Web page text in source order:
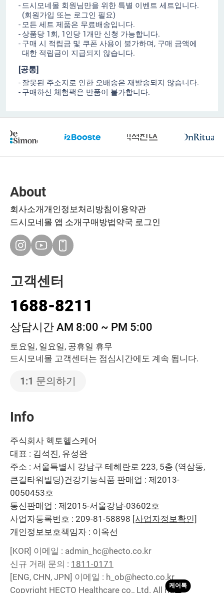
드시모네몰 회원님만을 위한 특별 이벤트 세트입니다.
(회원가입 또는 로그인 필요)
모든 세트 제품은 무료배송입니다.
상품당 1회, 1인당 1개만 신청 가능합니다.
구매 시 적립금 및 쿠폰 사용이 불가하며, 구매 금액에
대한 적립금이 지급되지 않습니다.
[공통]
잘못된 주소지로 인한 오배송은 재발송되지 않습니다.
구매하신 체험팩은 반품이 불가합니다.
About
회사소개개인정보처리방침이용약관
드시모네몰 앱 소개구매방법약국 로그인
고객센터
1688-8211
상담시간 AM 8:00 ~ PM 5:00
토요일, 일요일, 공휴일 휴무
드시모네몰 고객센터는 점심시간에도 계속 됩니다.
1:1 문의하기
Info
주식회사 헥토헬스케어
대표 : 김석진, 유성완
주소 : 서울특별시 강남구 테헤란로 223, 5층 (역삼동,
큰길타워빌딩)건강기능식품 판매업 : 제2013-
0050453호
통신판매업 : 제2015-서울강남-03602호
사업자등록번호 : 209-81-58898 [사업자정보확인]
개인정보보호책임자 : 이옥선
[KOR] 이메일 : admin_hc@hecto.co.kr
신규 거래 문의 : 1811-0171
[ENG, CHN, JPN] 이메일 : h_ob@hecto.co.kr
Copyright HECTO Healthcare co., Ltd. All right